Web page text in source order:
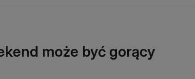
może być gorący